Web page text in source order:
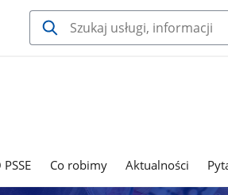
PSSE Co robimy Aktualności